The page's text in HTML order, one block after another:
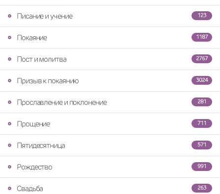
123
Писание и учение
1187
Покаяние
2767
Пост и молитва
3024
Призыв к покаянию
281
Прославление и поклонение
711
Прощение
571
Пятидесятница
991
Рождество
263
Свадьба